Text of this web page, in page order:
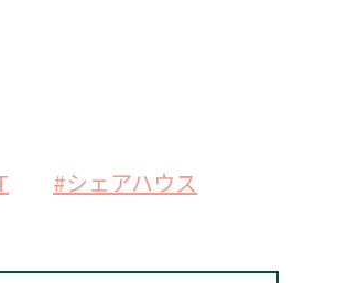
#シェアハウス